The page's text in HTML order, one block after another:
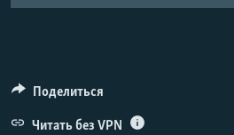
Поделиться
Читать без VPN